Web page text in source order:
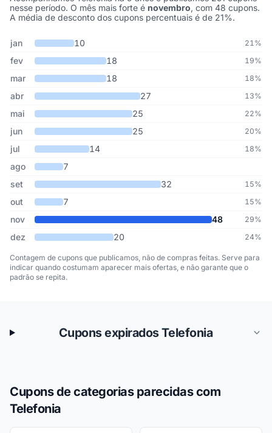
nesse período. O mês mais forte é novembro, com 48 cupons.
A média de desconto dos cupons percentuais é de 21%.
Cupons de Telefonia publicados por mês, somando os últimos 9
Mês Cupons publicados
jan 10 21%
fev 18 19%
mar 18 18%
abr 27 13%
mai 25 22%
jun 25 20%
jul 14 18%
ago
7
set
32 15%
out 7 15%
nov 48 29%
dez 20 24%
Contagem de cupons que publicamos, não de compras feitas. Serve para
indicar quando costumam aparecer mais ofertas, e não garante que o
padrão se repita.
Cupons expirados Telefonia
Cupons de categorias parecidas com
Telefonia